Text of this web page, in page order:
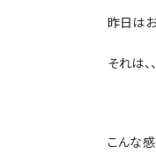
昨日は
それは、、
こんな